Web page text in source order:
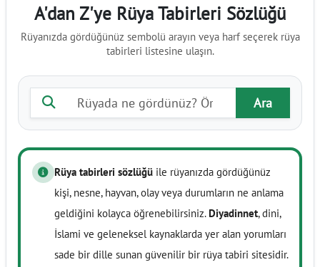
A'dan Z'ye Rüya Tabirleri Sözlüğü
Rüyanızda gördüğünüz sembolü arayın veya harf seçerek rüya
tabirleri listesine ulaşın.
Rüya tabiri ara
Ara
Rüya tabirleri sözlüğü ile rüyanızda gördüğünüz
kişi, nesne, hayvan, olay veya durumların ne anlama
geldiğini kolayca öğrenebilirsiniz. Diyadinnet, dini,
İslami ve geleneksel kaynaklarda yer alan yorumları
sade bir dille sunan güvenilir bir rüya tabiri sitesidir.